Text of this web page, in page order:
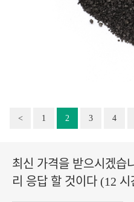
< 1 2 3 4
최신 가격을 받으시겠습
리 응답 할 것이다 (12 시